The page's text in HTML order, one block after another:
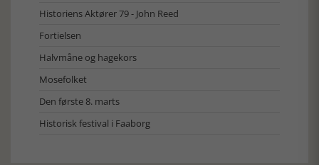
Historiens Aktører 79 - John Reed
Fortielsen
Halvmåne og hagekors
Mosefolket
Den første 8. marts
Historisk festival i Faaborg